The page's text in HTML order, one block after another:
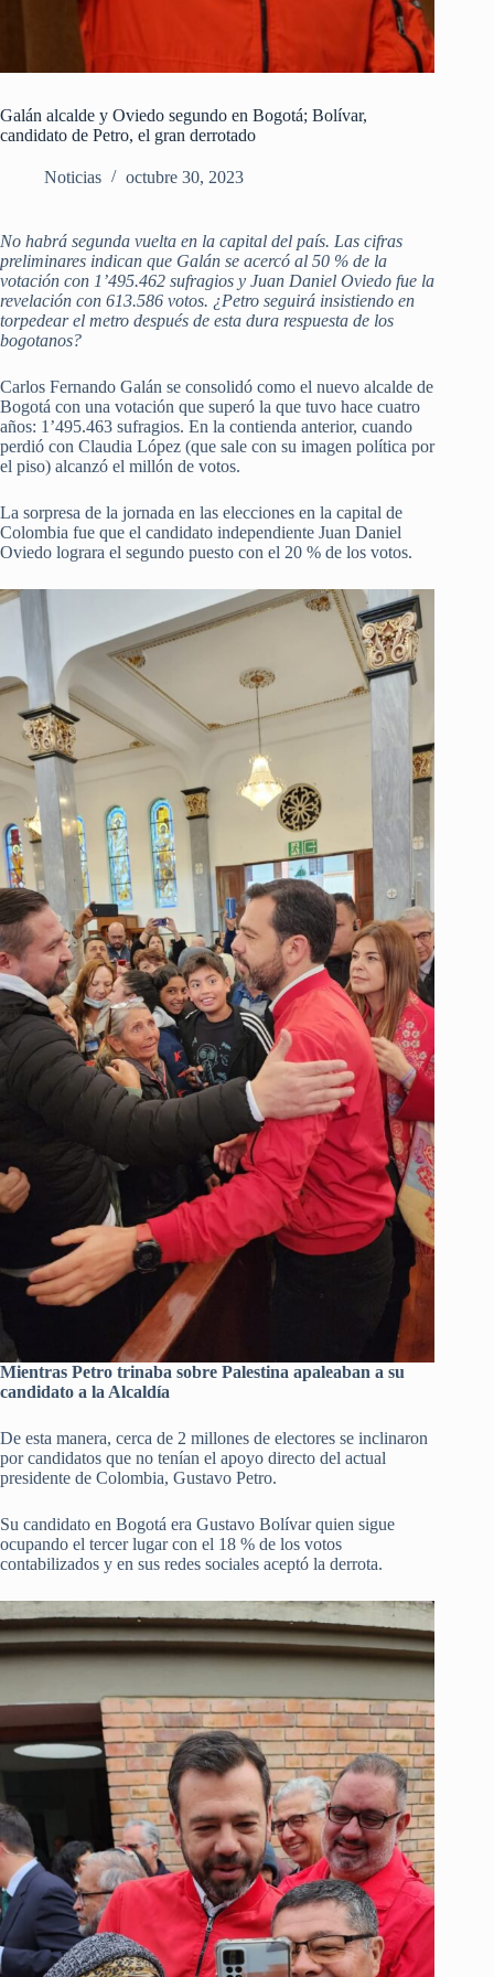
Galán alcalde y Oviedo segundo en Bogotá; Bolívar,
candidato de Petro, el gran derrotado
Noticias octubre 30, 2023
No habrá segunda vuelta en la capital del país. Las cifras
preliminares indican que Galán se acercó al 50 % de la
votación con 1’495.462 sufragios y Juan Daniel Oviedo fue la
revelación con 613.586 votos. ¿Petro seguirá insistiendo en
torpedear el metro después de esta dura respuesta de los
bogotanos?
Carlos Fernando Galán se consolidó como el nuevo alcalde de
Bogotá con una votación que superó la que tuvo hace cuatro
años: 1’495.463 sufragios. En la contienda anterior, cuando
perdió con Claudia López (que sale con su imagen política por
el piso) alcanzó el millón de votos.
La sorpresa de la jornada en las elecciones en la capital de
Colombia fue que el candidato independiente Juan Daniel
Oviedo lograra el segundo puesto con el 20 % de los votos.
Mientras Petro trinaba sobre Palestina apaleaban a su
candidato a la Alcaldía
De esta manera, cerca de 2 millones de electores se inclinaron
por candidatos que no tenían el apoyo directo del actual
presidente de Colombia, Gustavo Petro.
Su candidato en Bogotá era Gustavo Bolívar quien sigue
ocupando el tercer lugar con el 18 % de los votos
contabilizados y en sus redes sociales aceptó la derrota.